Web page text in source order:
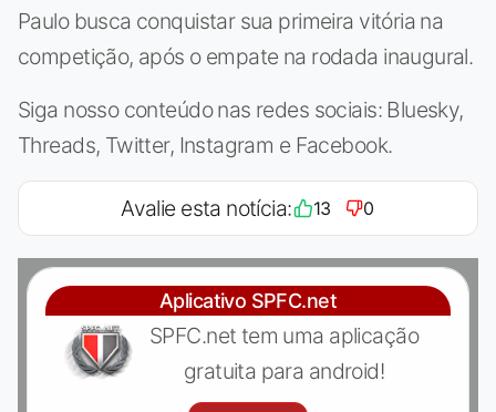
Paulo busca conquistar sua primeira vitória na
competição, após o empate na rodada inaugural.
Siga nosso conteúdo nas redes sociais: Bluesky,
Threads, Twitter, Instagram e Facebook.
Avalie esta notícia: 13 0
Aplicativo SPFC.net
SPFC.net tem uma aplicação
gratuita para android!